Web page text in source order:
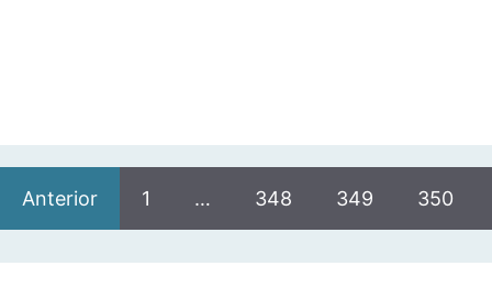
Anterior 1 … 348 349 350